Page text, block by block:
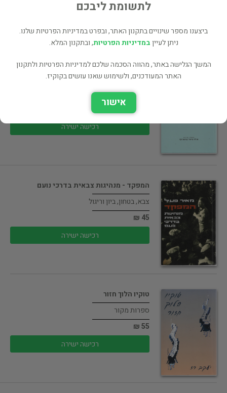
אגדות מארץ עוד יותר רחוקה
ילדים ונוער
רכישה ישירה
המפקד - מנהיגות צבאית בדרכי נועם
צבא, בטחון, ביון וריגול
45 ₪
רכישה ישירה
טוקיו הלוך חזור
ספרות מקור
55 ₪
רכישה ישירה
לתשומת ליבכם
ביצענו מספר שינויים בתקנון האתר, ובפרט במדיניות הפרטיות שלנו.
ניתן לעייןבמדיניות הפרטיות, ובתקנון המלא.
המשך הגלישה באתר, מהווה הסכמה שלכם למדיניות הפרטיות ולתקנון
האתר המעודכנים, ולשימוש שאנו עושים בקוקיז.
אישור